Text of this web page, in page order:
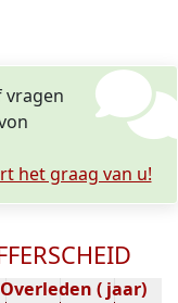
vragen
het graag van u!
Overleden ( jaar)